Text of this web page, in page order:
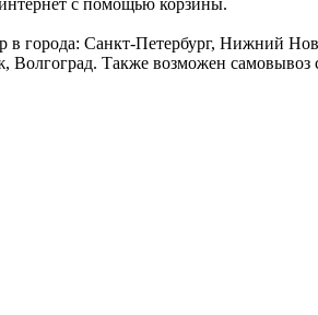
города: Санкт-Петербург, Нижний
Также возможен самовывоз